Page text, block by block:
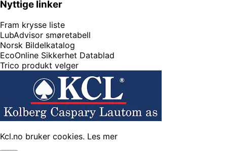
Nyttige linker
Fram krysse liste
LubAdvisor smøretabell
Norsk Bildelkatalog
EcoOnline Sikkerhet Datablad
Trico produkt velger
Kcl.no bruker cookies. Les mer